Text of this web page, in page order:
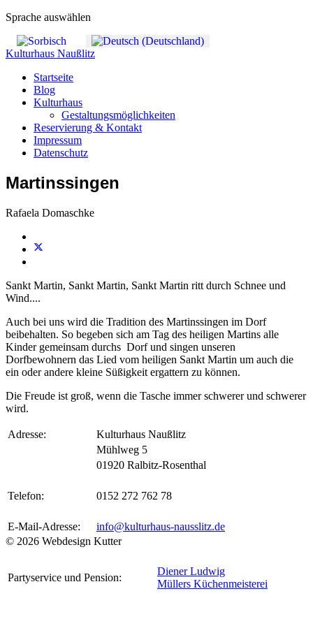
Sprache auswählen
Kulturhaus Naußlitz
Startseite
Blog
Kulturhaus
Gestaltungsmöglichkeiten
Reservierung & Kontakt
Impressum
Datenschutz
Martinssingen
Rafaela Domaschke
Sankt Martin, Sankt Martin, Sankt Martin ritt durch Schnee und
Wind....
Auch bei uns wird die Tradition des Martinssingen im Dorf
beibehalten. So begeben sich am Tag des heiligen Martins alle
Kinder gemeinsam durchs Dorf und singen unseren
Dorfbewohnern das Lied vom heiligen Sankt Martin um auch die
ein oder andere kleine Süßigkeit ergattern zu können.
Die Freude ist groß, wenn die Tasche immer schwerer und schwerer
wird.
Adresse:
Kulturhaus Naußlitz
Mühlweg 5
01920 Ralbitz-Rosenthal
Telefon: 0152 272 762 78
E-Mail-Adresse:
info@kulturhaus-nausslitz.de
© 2026 Webdesign Kutter
Partyservice und Pension:
Diener Ludwig
Müllers Küchenmeisterei